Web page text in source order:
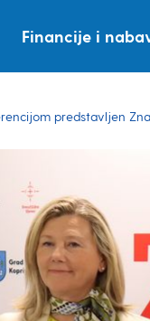
Financije i
predstavljen